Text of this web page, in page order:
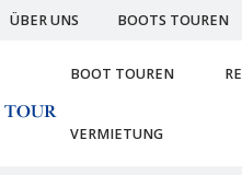
ÜBER UNS BOOTS TOUREN
BOOT TOUREN
VERMIETUNG